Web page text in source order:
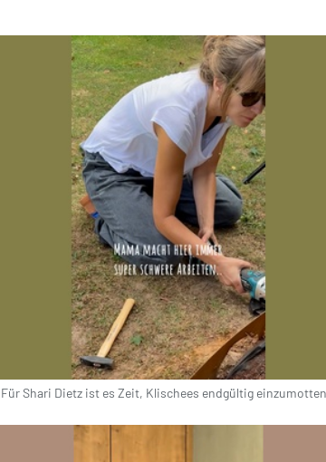
Für Shari Dietz ist es Zeit, Klischees endgültig